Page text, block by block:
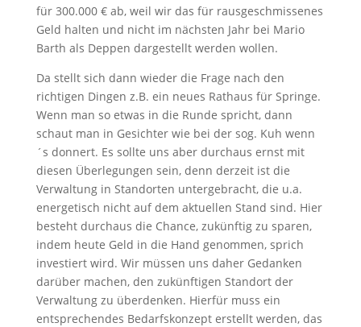
für 300.000 € ab, weil wir das für rausgeschmissenes
Geld halten und nicht im nächsten Jahr bei Mario
Barth als Deppen dargestellt werden wollen.
Da stellt sich dann wieder die Frage nach den
richtigen Dingen z.B. ein neues Rathaus für Springe.
Wenn man so etwas in die Runde spricht, dann
schaut man in Gesichter wie bei der sog. Kuh wenn
´s donnert. Es sollte uns aber durchaus ernst mit
diesen Überlegungen sein, denn derzeit ist die
Verwaltung in Standorten untergebracht, die u.a.
energetisch nicht auf dem aktuellen Stand sind. Hier
besteht durchaus die Chance, zukünftig zu sparen,
indem heute Geld in die Hand genommen, sprich
investiert wird. Wir müssen uns daher Gedanken
darüber machen, den zukünftigen Standort der
Verwaltung zu überdenken. Hierfür muss ein
entsprechendes Bedarfskonzept erstellt werden, das